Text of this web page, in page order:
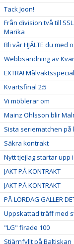
Tack Joon!
Från division två till
Marika
Bli vår HJÄLTE du med
Webbsändning av
EXTRA!
Kvartsfinal 2:5
Vi möblerar om
Mainz Ohlsson blir
Sista seriematchen på
Säkra kontrakt
Nytt tjejlag startar upp
JAKT PÅ KONTRAKT
JAKT PÅ KONTRAKT
PÅ LÖRDAG GÄLLER
Uppskattad träff med
"LG" firade 100
Stjärnfyllt på Baltiskan